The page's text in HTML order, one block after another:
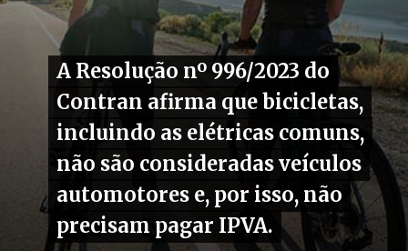
A Resolução nº 996/2023 do
Contran afirma que bicicletas,
incluindo as elétricas comuns,
não são consideradas veículos
automotores e, por isso, não
precisam pagar IPVA.
A Resolução nº 996/2023 do
Contran afirma que bicicletas,
incluindo as elétricas comuns,
não são consideradas veículos
automotores e, por isso, não
precisam pagar IPVA.